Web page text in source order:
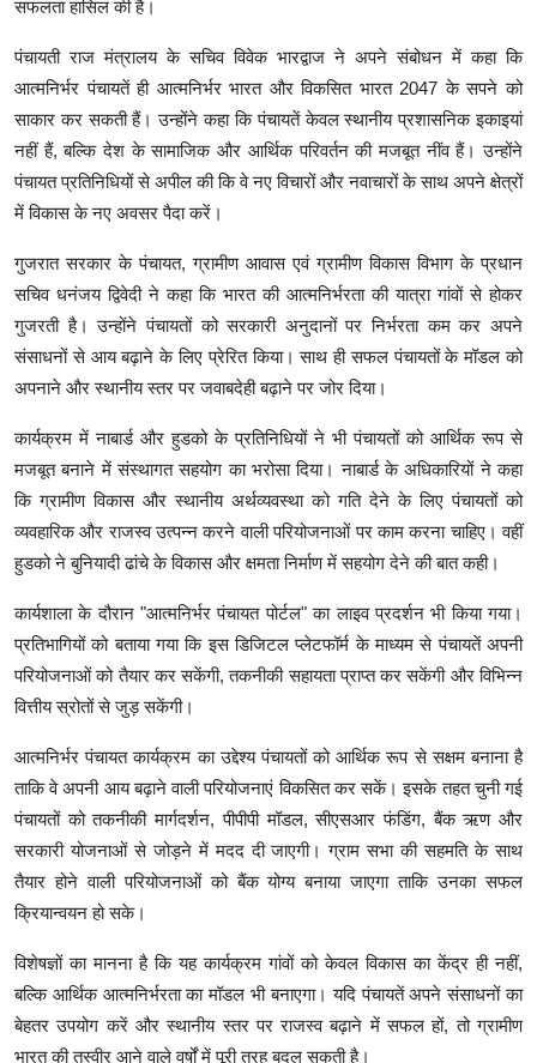
सफलता हासिल की है।
पंचायती राज मंत्रालय के सचिव विवेक भारद्वाज ने अपने संबोधन में कहा कि
आत्मनिर्भर पंचायतें ही आत्मनिर्भर भारत और विकसित भारत 2047 के सपने को
साकार कर सकती हैं। उन्होंने कहा कि पंचायतें केवल स्थानीय प्रशासनिक इकाइयां
नहीं हैं, बल्कि देश के सामाजिक और आर्थिक परिवर्तन की मजबूत नींव हैं। उन्होंने
पंचायत प्रतिनिधियों से अपील की कि वे नए विचारों और नवाचारों के साथ अपने क्षेत्रों
में विकास के नए अवसर पैदा करें।
गुजरात सरकार के पंचायत, ग्रामीण आवास एवं ग्रामीण विकास विभाग के प्रधान
सचिव धनंजय द्विवेदी ने कहा कि भारत की आत्मनिर्भरता की यात्रा गांवों से होकर
गुजरती है। उन्होंने पंचायतों को सरकारी अनुदानों पर निर्भरता कम कर अपने
संसाधनों से आय बढ़ाने के लिए प्रेरित किया। साथ ही सफल पंचायतों के मॉडल को
अपनाने और स्थानीय स्तर पर जवाबदेही बढ़ाने पर जोर दिया।
कार्यक्रम में नाबार्ड और हुडको के प्रतिनिधियों ने भी पंचायतों को आर्थिक रूप से
मजबूत बनाने में संस्थागत सहयोग का भरोसा दिया। नाबार्ड के अधिकारियों ने कहा
कि ग्रामीण विकास और स्थानीय अर्थव्यवस्था को गति देने के लिए पंचायतों को
व्यवहारिक और राजस्व उत्पन्न करने वाली परियोजनाओं पर काम करना चाहिए। वहीं
हुडको ने बुनियादी ढांचे के विकास और क्षमता निर्माण में सहयोग देने की बात कही।
कार्यशाला के दौरान "आत्मनिर्भर पंचायत पोर्टल" का लाइव प्रदर्शन भी किया गया।
प्रतिभागियों को बताया गया कि इस डिजिटल प्लेटफॉर्म के माध्यम से पंचायतें अपनी
परियोजनाओं को तैयार कर सकेंगी, तकनीकी सहायता प्राप्त कर सकेंगी और विभिन्न
वित्तीय स्रोतों से जुड़ सकेंगी।
आत्मनिर्भर पंचायत कार्यक्रम का उद्देश्य पंचायतों को आर्थिक रूप से सक्षम बनाना है
ताकि वे अपनी आय बढ़ाने वाली परियोजनाएं विकसित कर सकें। इसके तहत चुनी गई
पंचायतों को तकनीकी मार्गदर्शन, पीपीपी मॉडल, सीएसआर फंडिंग, बैंक ऋण और
सरकारी योजनाओं से जोड़ने में मदद दी जाएगी। ग्राम सभा की सहमति के साथ
तैयार होने वाली परियोजनाओं को बैंक योग्य बनाया जाएगा ताकि उनका सफल
क्रियान्वयन हो सके।
विशेषज्ञों का मानना है कि यह कार्यक्रम गांवों को केवल विकास का केंद्र ही नहीं,
बल्कि आर्थिक आत्मनिर्भरता का मॉडल भी बनाएगा। यदि पंचायतें अपने संसाधनों का
बेहतर उपयोग करें और स्थानीय स्तर पर राजस्व बढ़ाने में सफल हों, तो ग्रामीण
भारत की तस्वीर आने वाले वर्षों में पूरी तरह बदल सकती है।